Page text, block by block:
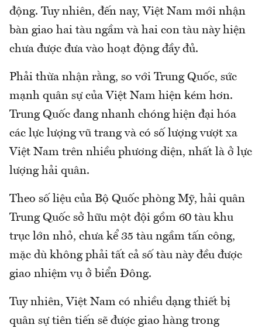
động. Tuy nhiên, đến nay, Việt Nam mới nhận
bàn giao hai tàu ngầm và hai con tàu này hiện
chưa được đưa vào hoạt động đầy đủ.
Phải thừa nhận rằng, so với Trung Quốc, sức
mạnh quân sự của Việt Nam hiện kém hơn.
Trung Quốc đang nhanh chóng hiện đại hóa
các lực lượng vũ trang và có số lượng vượt xa
Việt Nam trên nhiều phương diện, nhất là ở lực
lượng hải quân.
Theo số liệu của Bộ Quốc phòng Mỹ, hải quân
Trung Quốc sở hữu một đội gồm 60 tàu khu
trục lớn nhỏ, chưa kể 35 tàu ngầm tấn công,
mặc dù không phải tất cả số tàu này đều được
giao nhiệm vụ ở biển Đông.
Tuy nhiên, Việt Nam có nhiều dạng thiết bị
quân sự tiên tiến sẽ được giao hàng trong